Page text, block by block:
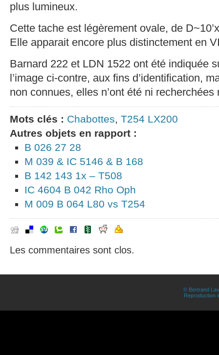
plus lumineux.
Cette tache est légèrement ovale, de
Elle apparait encore plus distinctement en
Barnard 222 et LDN 1522 ont été indiquée
l’image ci-contre, aux fins d’identification,
non connues, elles n’ont été ni recherchées
Mots clés : Chabottes, T254 LX200
Autres objets en rapport :
B 026 27 28
M 039 & IC 5146 & B 168
B 142 143 1x – T508
IC 4604 B 042 Rho Oph
M 009 B 064 L80 vs T254
Les commentaires sont clos.
© Bertrand
Reproduction